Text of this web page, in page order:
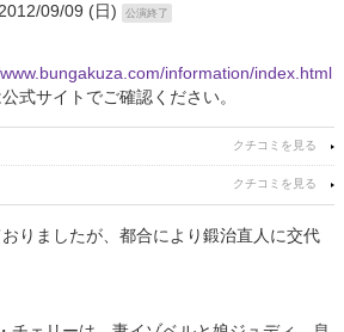
09/09 (日) 公演終了
information/index.html
式サイトでご確認ください。
りましたが、都合により鍛治直人に交代